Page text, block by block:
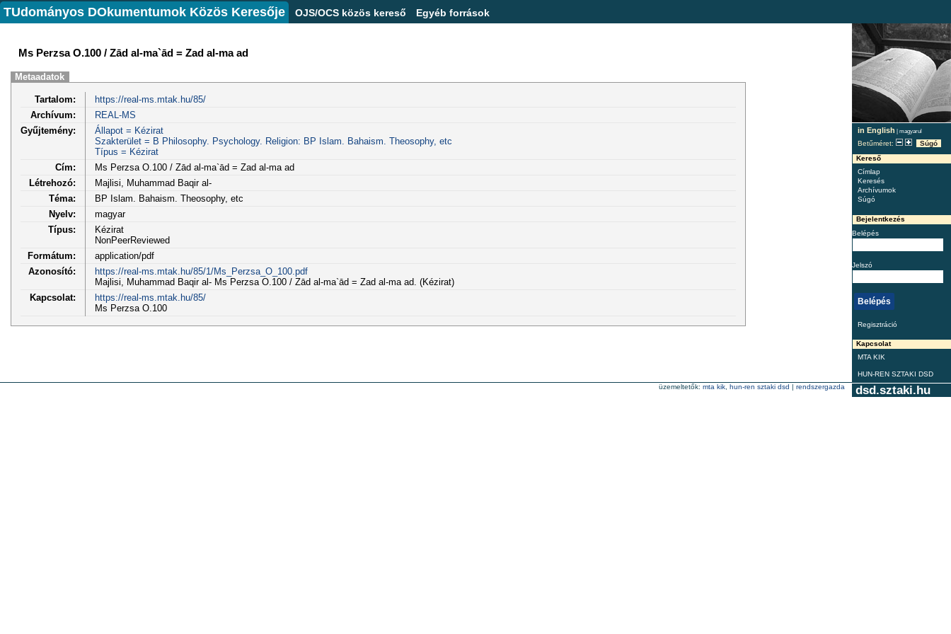
TUdományos DOkumentumok Közös Keresője OJS/OCS közös kereső Egyéb források
in English | magyarul
Betűméret:
Súgó
Kereső
Címlap
Keresés
Archívumok
Súgó
Bejelentkezés
Belépés
Jelszó
Regisztráció
Kapcsolat
MTA KIK
HUN-REN SZTAKI DSD
Ms Perzsa O.100 / Zād al-ma`ād = Zad al-ma ad
Metaadatok
Tartalom:
https://real-ms.mtak.hu/85/
Archívum:
REAL-MS
Gyűjtemény:
Állapot = Kézirat
Szakterület = B Philosophy. Psychology. Religion: BP Islam. Bahaism. Theosophy, etc
Típus = Kézirat
Cím:
Ms Perzsa O.100 / Zād al-ma`ād = Zad al-ma ad
Létrehozó:
Majlisi, Muhammad Baqir al-
Téma:
BP Islam. Bahaism. Theosophy, etc
Nyelv:
magyar
Típus:
Kézirat
NonPeerReviewed
Formátum:
application/pdf
Azonosító:
https://real-ms.mtak.hu/85/1/Ms_Perzsa_O_100.pdf
Majlisi, Muhammad Baqir al- Ms Perzsa O.100 / Zād al-ma`ād = Zad al-ma ad. (Kézirat)
Kapcsolat:
https://real-ms.mtak.hu/85/
Ms Perzsa O.100
dsd.sztaki.hu
üzemeltetők: mta kik hun-ren sztaki dsd | rendszergazda